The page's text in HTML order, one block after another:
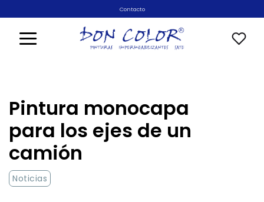
al
contenido
Contacto
Noticias
Pintura monocapa
para los ejes de un
camión